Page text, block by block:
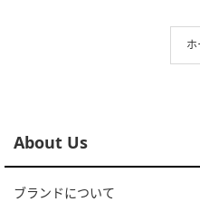
About Us
ブランドについて